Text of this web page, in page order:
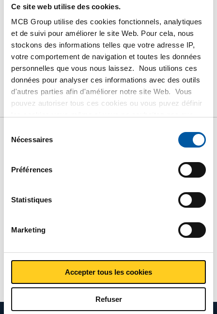
Ce site web utilise des cookies.
MCB Group utilise des cookies fonctionnels, analytiques
et de suivi pour améliorer le site Web. Pour cela, nous
stockons des informations telles que votre adresse IP,
votre comportement de navigation et toutes les données
personnelles que vous nous laissez. Nous utilions ces
données pour analyser ces informations avec des outils
d'autres parties afin d'améliorer notre site Web. Vous
pouvez autoriser tous ces cookies ou vous puvez définir
plus d'informations sur les cookies que nous conservons
et les parties avec lesquelles nous travaillons dans notre
règlementICI
Nécessaires
Préférences
Statistiques
Marketing
Accepter tous les cookies
Refuser
Suivez vos livraisons en ligne
DESCRIPTION DU PRODUIT
LISTE DE PRIX BRUT
TÉLÉCHARGEMENTS
CARACTÉRISTIQUES
Liste de prix bruts: Inox
1.4112 rond étiré non-
trempé h9
Prix en euro par 0
MONTRER PLUS